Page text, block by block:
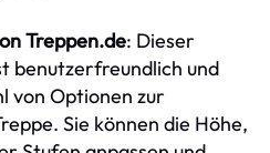
Treppen.de: Dieser
benutzerfreundlich und
von Optionen zur
Sie können die Höhe,